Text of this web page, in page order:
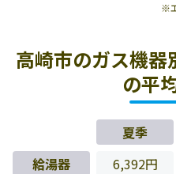
※
高崎市のガス機
の平
夏季
給湯器
6,392円